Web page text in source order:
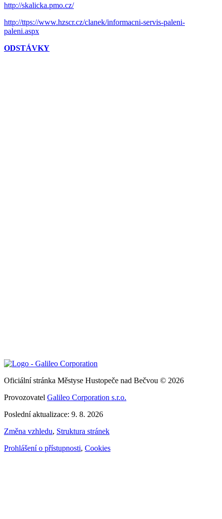
http://skalicka.pmo.cz/
http://ttps://www.hzscr.cz/clanek/informacni-servis-paleni-
paleni.aspx
ODSTÁVKY
Oficiální stránka Městyse Hustopeče nad Bečvou © 2026
Provozovatel Galileo Corporation s.r.o.
Poslední aktualizace: 9. 8. 2026
Změna vzhledu, Struktura stránek
Prohlášení o přístupnosti, Cookies